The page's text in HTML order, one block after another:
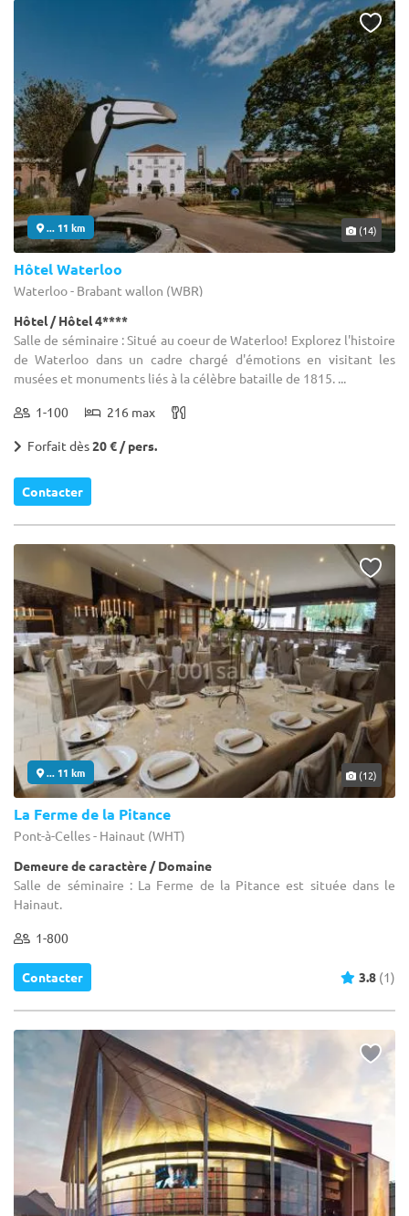
... 11 km (14)
Hôtel Waterloo
Waterloo - Brabant wallon (WBR)
Hôtel / Hôtel 4****
Salle de séminaire : Situé au coeur de Waterloo! Explorez l'histoire
de Waterloo dans un cadre chargé d'émotions en visitant les
musées et monuments liés à la célèbre bataille de 1815. ...
1-100 216 max
Forfait dès20 € / pers.
Contacter
... 11 km (12)
La Ferme de la Pitance
Pont-à-Celles - Hainaut (WHT)
Demeure de caractère / Domaine
Salle de séminaire : La Ferme de la Pitance est située dans le
Hainaut.
1-800
Contacter 3.8 (1)